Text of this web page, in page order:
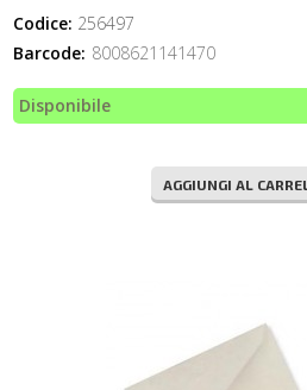
Codice: 256497
Barcode: 8008621141470
Disponibile
AGGIUNGI AL